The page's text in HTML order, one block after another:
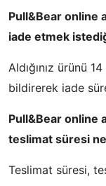
Pull&Bear online
iade etmek
Aldığınız ürünü
bildirerek iade
Pull&Bear online
teslimat süresi
Teslimat süresi,